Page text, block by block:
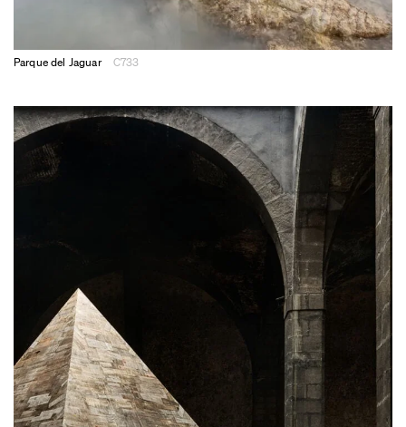
Parque del Jaguar C733